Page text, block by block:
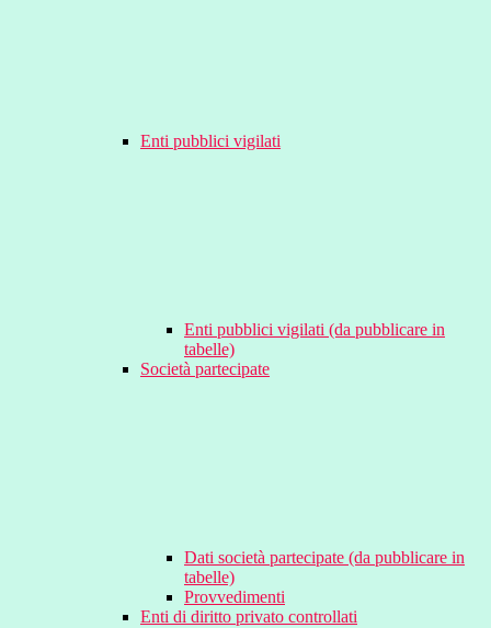
Enti pubblici vigilati
Enti pubblici vigilati (da pubblicare in
tabelle)
Società partecipate
Dati società partecipate (da pubblicare in
tabelle)
Provvedimenti
Enti di diritto privato controllati